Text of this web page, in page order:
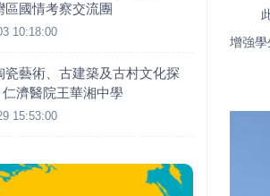
國情考察交流團
10:18:00
瓷藝術、古建築及古村文化探
濟醫院王華湘中學
15:53:00
增強